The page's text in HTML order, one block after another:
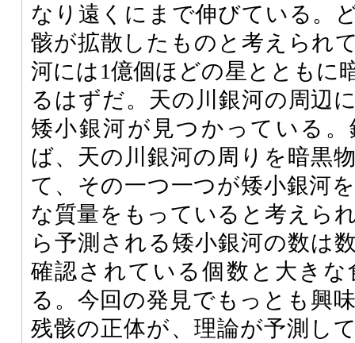
なり遠くにまで伸びている。
骸が拡散したものと考えられ
河には1億個ほどの星とともに
るはずだ。天の川銀河の周辺
矮小銀河が見つかっている
ば、天の川銀河の周りを暗黒
て、その一つ一つが矮小銀河
な質量をもっていると考えら
ら予測される矮小銀河の数は
確認されている個数と大き
る。今回の発見でもっとも興
残骸の正体が、理論が予測し